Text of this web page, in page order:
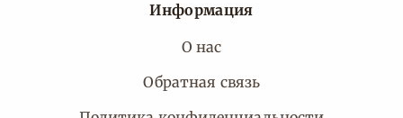
Информация
О нас
Обратная связь